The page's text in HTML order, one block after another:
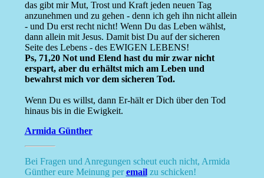
das gibt mir Mut, Trost und Kraft jeden neuen Tag
anzunehmen und zu gehen - denn ich geh ihn nicht allein
- und Du erst recht nicht! Wenn Du das Leben wählst,
dann allein mit Jesus. Damit bist Du auf der sicheren
Seite des Lebens - des EWIGEN LEBENS!
Ps, 71,20 Not und Elend hast du mir zwar nicht
erspart, aber du erhältst mich am Leben und
bewahrst mich vor dem sicheren Tod.
Wenn Du es willst, dann Er-hält er Dich über den Tod
hinaus bis in die Ewigkeit.
Armida Günther
Bei Fragen und Anregungen scheut euch nicht, Armida
Günther eure Meinung peremailzu schicken!